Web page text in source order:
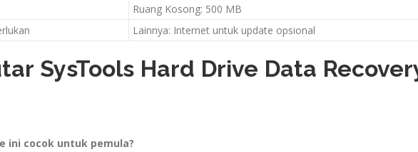
Ruang Kosong: 500 MB
Lainnya: Internet untuk update opsional
SysTools Hard Drive Data
ini cocok untuk pemula?